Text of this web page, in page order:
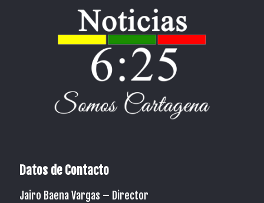
Datos de Contacto
Jairo Baena Vargas – Director